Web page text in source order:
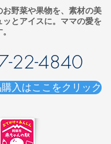
お野菜や果物を、素材の美
ッとアイスに。ママの愛を
22-4840
入はここをクリック